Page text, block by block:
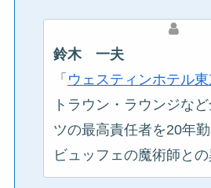
鈴木 一夫
「 ウェスティンホテル
トラウン・ラウンジな
ツの最高責任者を20年
ビュッフェの魔術師との